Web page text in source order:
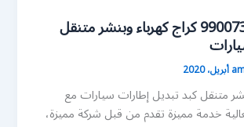
بنشر كبد 99007355 كراج كهرباء وبنشر متنقل
متنقل كبد تبديل إطارات سيارات مع
خدمة مميزة تقدم من قبل شركة مميزة،